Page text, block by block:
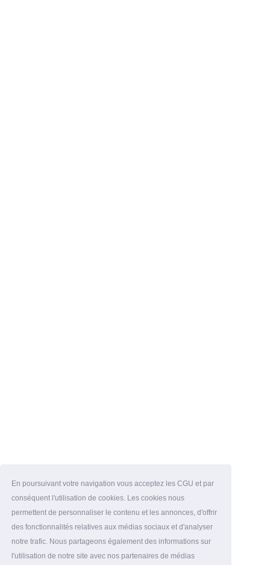
En poursuivant votre navigation vous acceptez les CGU et par
conséquent l'utilisation de cookies. Les cookies nous
permettent de personnaliser le contenu et les annonces, d'offrir
des fonctionnalités relatives aux médias sociaux et d'analyser
notre trafic. Nous partageons également des informations sur
l'utilisation de notre site avec nos partenaires de médias